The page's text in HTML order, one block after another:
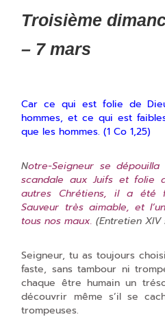
Troisième
– 7 mars
Car ce qui est folie de
hommes, et ce qui est
que les hommes. (1 Co 1,25)
Notre-Seigneur se
scandale aux Juifs et folie
autres Chrétiens, il a été
Sauveur très aimable, et
tous nos maux. (Entretien
Seigneur, tu as toujours
faste, sans tambour ni
chaque être humain un
découvrir même s’il se
trompeuses.